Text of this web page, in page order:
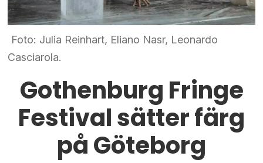
Foto: Julia Reinhart, Eliano Nasr, Leonardo
Casciarola.
Gothenburg Fringe
Festival sätter färg
på Göteborg